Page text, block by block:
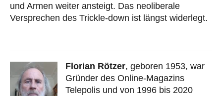
und Armen weiter ansteigt. Das neoliberale
Versprechen des Trickle-down ist längst widerlegt.
Florian Rötzer, geboren 1953, war
Gründer des Online-Magazins
Telepolis und von 1996 bis 2020